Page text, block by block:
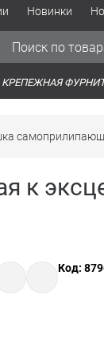
Новинки
КРЕПЕЖНАЯ
к
Код: